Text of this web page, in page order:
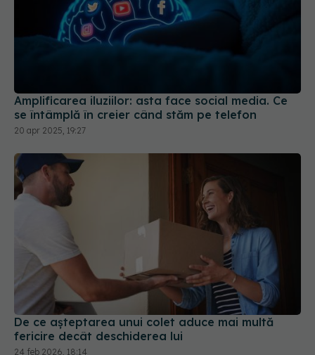
20 apr 2025, 19:27
De ce așteptarea unui colet aduce mai multă
fericire decât deschiderea lui
24 feb 2026, 18:14